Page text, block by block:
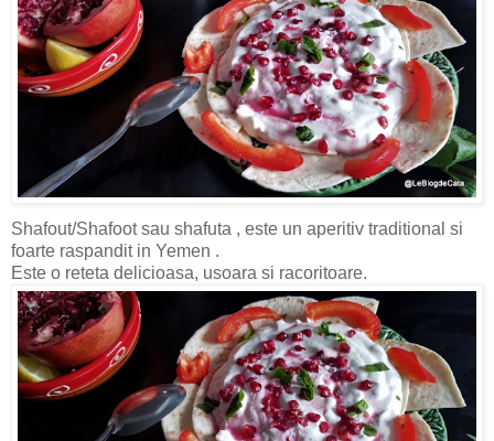
Shafout/Shafoot sau shafuta , este un aperitiv traditional si
foarte raspandit in Yemen .
Este o reteta delicioasa, usoara si racoritoare.